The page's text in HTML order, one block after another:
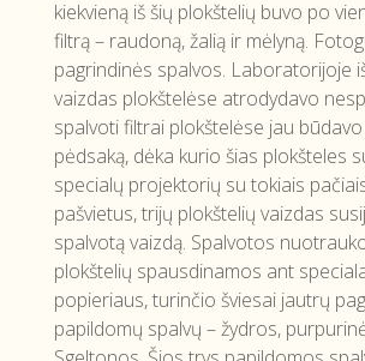
kiekvieną iš šių plokštelių buvo po
filtrą – raudoną, žalią ir mėlyną.
pagrindinės spalvos. Laboratorijoje
vaizdas plokštelėse atrodydavo
spalvoti filtrai plokštelėse jau
pėdsaką, dėka kurio šias plokšteles
specialų projektorių su tokiais
pašvietus, trijų plokštelių vaizdas
spalvotą vaizdą. Spalvotos
plokštelių spausdinamos ant
popieriaus, turinčio šviesai jautrų
papildomų spalvų – žydros,